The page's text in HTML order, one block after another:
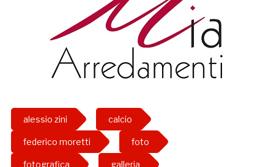
alessio zini calcio
federico moretti foto
fotografica galleria